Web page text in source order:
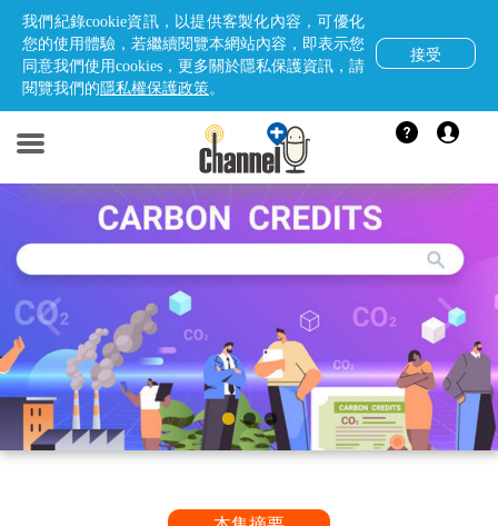
我們紀錄cookie資訊，以提供客製化內容，可優化
您的使用體驗，若繼續閱覽本網站內容，即表示您
同意我們使用cookies，更多關於隱私保護資訊，請
閱覽我們的 隱私權保護政策。
接受